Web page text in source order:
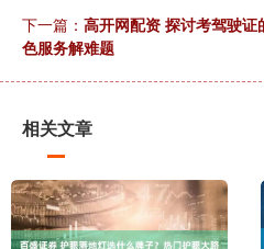
下一篇： 高开网配资 探讨考驾驶
色服务解难题
相关文章